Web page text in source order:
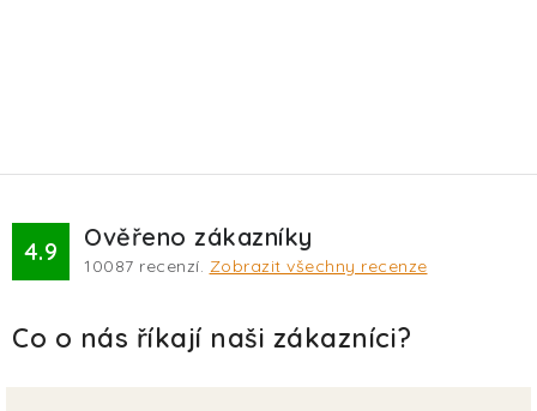
4.9 Ověřeno zákazníky
10087 recenzí. Zobrazit všechny recenze